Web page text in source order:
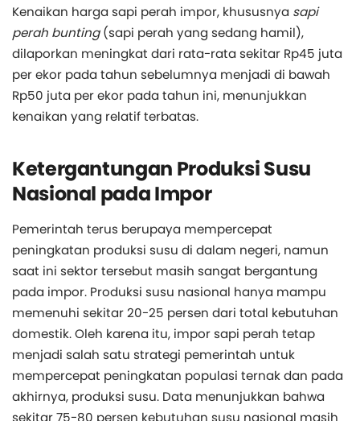
Kenaikan harga sapi perah impor, khususnya sapi
perah bunting(sapi perah yang sedang hamil),
dilaporkan meningkat dari rata-rata sekitar Rp45 juta
per ekor pada tahun sebelumnya menjadi di bawah
Rp50 juta per ekor pada tahun ini, menunjukkan
kenaikan yang relatif terbatas.
Ketergantungan Produksi Susu
Nasional pada Impor
Pemerintah terus berupaya mempercepat
peningkatan produksi susu di dalam negeri, namun
saat ini sektor tersebut masih sangat bergantung
pada impor. Produksi susu nasional hanya mampu
memenuhi sekitar 20-25 persen dari total kebutuhan
domestik. Oleh karena itu, impor sapi perah tetap
menjadi salah satu strategi pemerintah untuk
mempercepat peningkatan populasi ternak dan pada
akhirnya, produksi susu. Data menunjukkan bahwa
sekitar 75-80 persen kebutuhan susu nasional masih